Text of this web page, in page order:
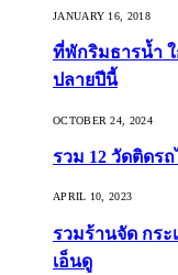
JANUARY 16, 2018
ที่พักริมธารน้ำ
ปลายปีนี้
OCTOBER 24, 2024
รวม 12 วัดติดร
APRIL 10, 2023
รวมร้านจัด กระ
เอ็นดู